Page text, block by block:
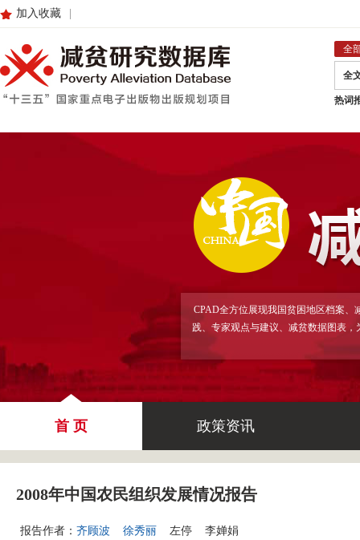
加入收藏
全
全
热词
CPAD全方位展现我国贫困地区档案
践、专家观点与建议、减贫数据图表
首 页 政策资讯
2008年中国农民组织发展情况报告
报告作者： 齐顾波 徐秀丽 左停
李婵娟